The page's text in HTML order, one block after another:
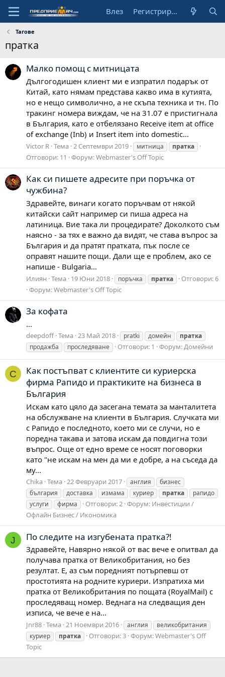
Влез Регистрирай се
Тагове
пратка
Малко помощ с митницата
Дългогодишен клиент ми е изпратил подарък от
Китай, като нямам представа какво има в кутията,
но е нещо символично, а не скъпа техника и тн. По
тракинг номера виждам, че на 31.07 е пристигнала
в България, като е отбелязано Receive item at office
of exchange (Inb) и Insert item into domestic...
Victor R Тема 2 Септември 2019 митница пратка
Отговори: 11 Форум:Webmaster's Off Topic
Как си пишете адресите при поръчка от
чужбина?
Здравейте, винаги когато поръчвам от някой
китайски сайт например си пиша адреса на
латиница. Вие така ли процедирате? Доколкото съм
наясно - за тях е важно да видят, че става въпрос за
България и да пратят пратката, пък после се
оправят нашите пощи. Дали ще е проблем, ако се
напише - Bulgaria...
Илиян Тема 19 Юни 2018 поръчка пратка
Отговори: 6
Форум:Webmaster's Off Topic
За кофата
...
deepdoff Тема 23 Май 2018 pratki домейн
пратка
продажба
проследяване Отговори: 1 Форум:Домейни
C
Как постъпват с клиентите си куриерска
фирма Рапидо и практиките на бизнеса в
България
Искам като цяло да засегана темата за манталитета
на обслужване на клиенти в България. Случката ми
с Рапидо е последното, което ми се случи, но е
поредна такава и затова искам да повдигна този
въпрос. Още от едно време се носят поговорки
като "не искам на мен да ми е добре, а на съседа да
му...
Chika Тема 22 Февруари 2017 англия
бизнес
българия
доставка измама куриер пратка
рапидо
услуги
фирма Отговори: 2 Форум: Инвестиции /
Офлайн Бизнес / Икономика
J По следите на изгубената пратка?!
Здравейте, Навярно някой от вас вече е опитвал да
получава пратка от Великобритания, но без
резултат. Е, аз съм поредният потърпевш от
простотията на родните куриери. Изпратиха ми
пратка от Великобритания по пощата (RoyalMail) с
проследяващ номер. Веднага на следващия ден
изписа, че вече е на...
Jnr88 Тема 21 Ноември 2016 англия
великобритания
куриер
пратка Отговори: 3 Форум:Webmaster's Off
Topic